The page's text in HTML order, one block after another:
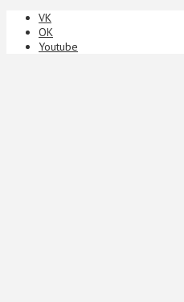
VK
ОК
Youtube